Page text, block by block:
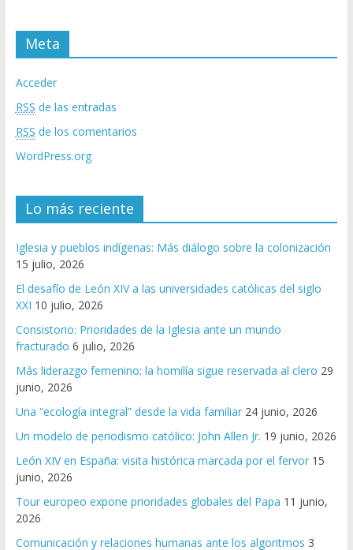
Meta
Acceder
RSS de las entradas
RSS de los comentarios
WordPress.org
Lo más reciente
Iglesia y pueblos indígenas: Más diálogo sobre la colonización
15 julio, 2026
El desafío de León XIV a las universidades católicas del siglo
XXI 10 julio, 2026
Consistorio: Prioridades de la Iglesia ante un mundo
fracturado 6 julio, 2026
Más liderazgo femenino; la homilía sigue reservada al clero 29
junio, 2026
Una “ecología integral” desde la vida familiar 24 junio, 2026
Un modelo de periodismo católico: John Allen Jr. 19 junio, 2026
León XIV en España: visita histórica marcada por el fervor 15
junio, 2026
Tour europeo expone prioridades globales del Papa 11 junio,
2026
Comunicación y relaciones humanas ante los algoritmos 3